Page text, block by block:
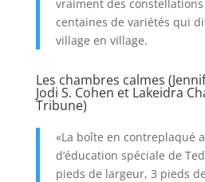
vraiment des
centaines de variétés qui
village en village.
Les chambres calmes
Jodi S. Cohen et Lakeidra
Tribune)
«La boîte en contreplaqué
d’éducation spéciale de
pieds de largeur, 3 pieds